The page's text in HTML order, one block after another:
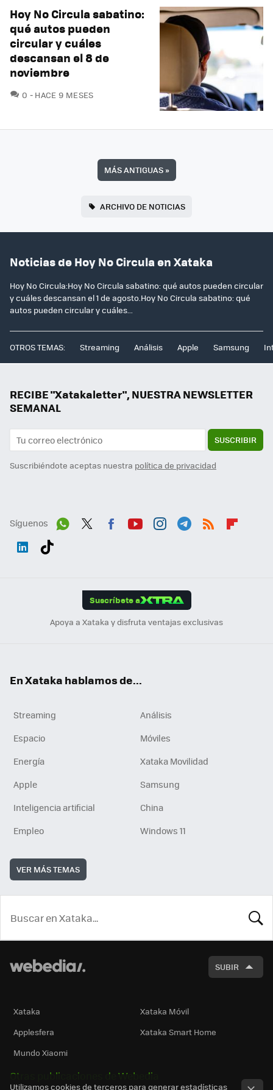
Hoy No Circula sabatino:
qué autos pueden
circular y cuáles
descansan el 8 de
noviembre
0 COMENTARIOS
HACE 9 MESES
MÁS ANTIGUAS»
ARCHIVO DE NOTICIAS
Noticias de Hoy No Circula en Xataka
Hoy No Circula:Hoy No Circula sabatino: qué autos pueden circular
y cuáles descansan el 1 de agosto.Hoy No Circula sabatino: qué
autos pueden circular y cuáles...
OTROS TEMAS: Streaming Análisis Apple Samsung
RECIBE "Xatakaletter", NUESTRA NEWSLETTER
SEMANAL
SUSCRIBIR
Suscribiéndote aceptas nuestra política de privacidad
Síguenos
Suscríbete a
Apoya a Xataka y disfruta ventajas exclusivas
En Xataka hablamos de...
Streaming
Análisis
Espacio
Móviles
Energía
Xataka Movilidad
Apple
Samsung
Inteligencia artificial
China
Empleo
Windows 11
VER MÁS TEMAS
SUBIR
Xataka
Xataka Móvil
Applesfera
Xataka Smart Home
Mundo Xiaomi
Otras publicaciones de Webedia
Utilizamos cookies de terceros para generar estadísticas